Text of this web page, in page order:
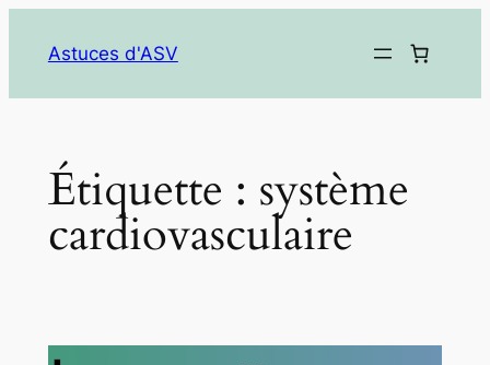
Astuces d'ASV
Étiquette : système
cardiovasculaire